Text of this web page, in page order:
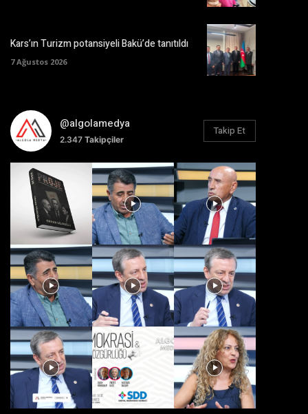
Kars’ın Turizm potansiyeli Bakü’de tanıtıldı
7 Ağustos 2026
@algolamedya
2.347Takipçiler
Takip Et